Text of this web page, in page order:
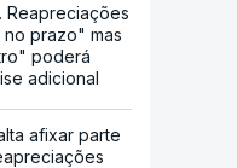
Reapreciações
prazo" mas
poderá
adicional
afixar parte